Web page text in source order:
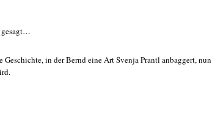
gesagt…
Geschichte, in der Bernd eine Art Svenja Prantl anbaggert, nun